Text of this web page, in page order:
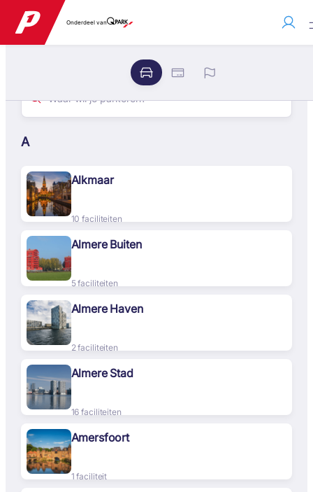
Onderdeel van
A
Alkmaar
10 faciliteiten
Almere Buiten
5 faciliteiten
Almere Haven
2 faciliteiten
Almere Stad
16 faciliteiten
Amersfoort
1 faciliteit